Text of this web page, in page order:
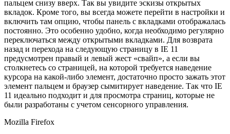
пальцем снизу вверх. Так вы увидите эскизы открытых
вкладок. Кроме того, вы всегда можете перейти в настройки и
включить там опцию, чтобы панель с вкладками отображалась
постоянно. Это особенно удобно, когда необходимо регулярно
переключаться между открытыми вкладками. Для возврата
назад и перехода на следующую страницу в IE 11
предусмотрен правый и левый жест «свайп», а если вы
столкнетесь со страницей, на которой требуется наведение
курсора на какой-либо элемент, достаточно просто зажать этот
элемент пальцем и браузер сымитирует наведение. Так что IE
11 идеально подходит и для просмотра страниц, которые не
были разработаны с учетом сенсорного управления.
Mozilla Firefox